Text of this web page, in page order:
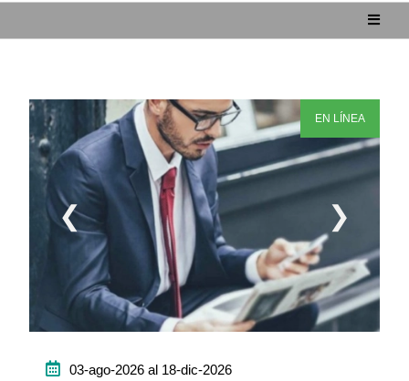
EN LÍNEA
❮ ❯
03-ago-2026 al 18-dic-2026